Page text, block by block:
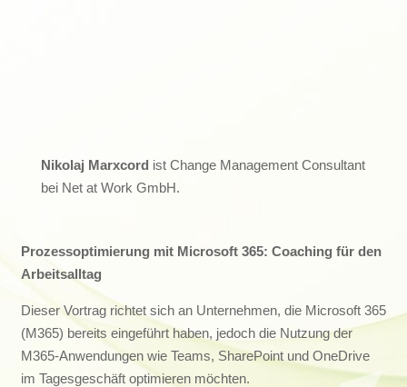
Nikolaj Marxcord ist Change Management Consultant
bei Net at Work GmbH.
Prozessoptimierung mit Microsoft 365: Coaching für den
Arbeitsalltag
Dieser Vortrag richtet sich an Unternehmen, die Microsoft 365
(M365) bereits eingeführt haben, jedoch die Nutzung der
M365-Anwendungen wie Teams, SharePoint und OneDrive
im Tagesgeschäft optimieren möchten.